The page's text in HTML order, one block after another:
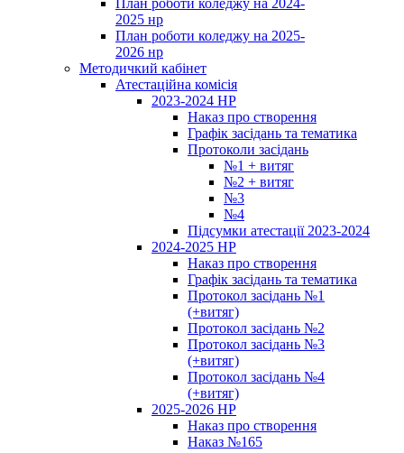
План роботи коледжу на 2024-
2025 нр
План роботи коледжу на 2025-
2026 нр
Методичкий кабінет
Атестаційна комісія
2023-2024 НР
Наказ про створення
Графік засідань та тематика
Протоколи засідань
№1 + витяг
№2 + витяг
№3
№4
Підсумки атестації 2023-2024
2024-2025 НР
Наказ про створення
Графік засідань та тематика
Протокол засідань №1
(+витяг)
Протокол засідань №2
Протокол засідань №3
(+витяг)
Протокол засідань №4
(+витяг)
2025-2026 НР
Наказ про створення
Наказ №165